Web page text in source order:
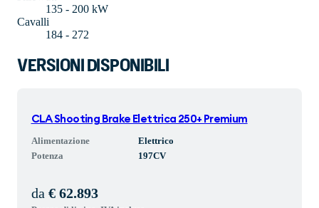
135 - 200 kW
Cavalli
184 - 272
VERSIONI DISPONIBILI
CLA Shooting Brake Elettrica 250+ Premium
Alimentazione
Elettrico
Potenza
197CV
da € 62.893